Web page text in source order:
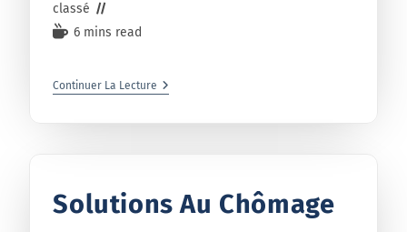
classé
6 mins read
Continuer La Lecture
Solutions Au Chômage